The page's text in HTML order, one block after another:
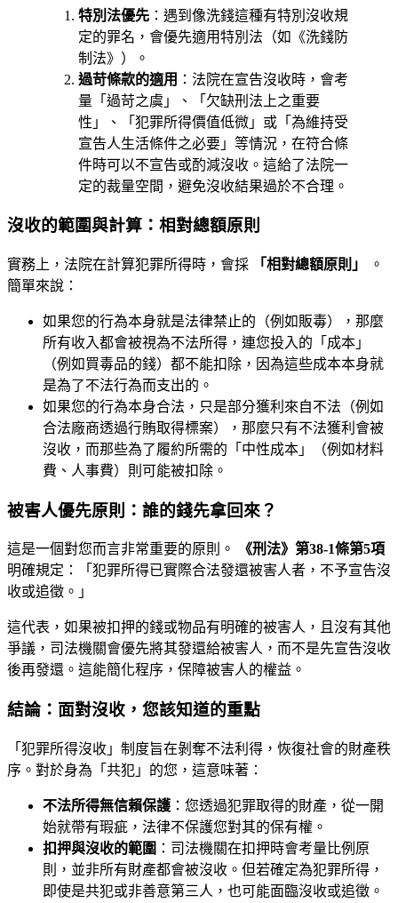
特別法優先 ：遇到像洗錢這種有特別沒收規
定的罪名，會優先適用特別法（如《洗錢防
制法》）。
過苛條款的適用 ：法院在宣告沒收時，會考
量「過苛之虞」、「欠缺刑法上之重要
性」、「犯罪所得價值低微」或「為維持受
宣告人生活條件之必要」等情況，在符合條
件時可以不宣告或酌減沒收。這給了法院一
定的裁量空間，避免沒收結果過於不合理。
沒收的範圍與計算：相對總額原則
實務上，法院在計算犯罪所得時，會採 「相對總額原則」
。
簡單來說：
如果您的行為本身就是法律禁止的（例如販毒），那麼
所有收入都會被視為不法所得，連您投入的「成本」
（例如買毒品的錢）都不能扣除，因為這些成本本身就
是為了不法行為而支出的。
如果您的行為本身合法，只是部分獲利來自不法（例如
合法廠商透過行賄取得標案），那麼只有不法獲利會被
沒收，而那些為了履約所需的「中性成本」（例如材料
費、人事費）則可能被扣除。
被害人優先原則：誰的錢先拿回來？
這是一個對您而言非常重要的原則。
《刑法》第38-1條第5項
明確規定：「犯罪所得已實際合法發還被害人者，不予宣告沒
收或追徵。」
這代表，如果被扣押的錢或物品有明確的被害人，且沒有其他
爭議，司法機關會優先將其發還給被害人，而不是先宣告沒收
後再發還。這能簡化程序，保障被害人的權益。
結論：面對沒收，您該知道的重點
「犯罪所得沒收」制度旨在剝奪不法利得，恢復社會的財產秩
序。對於身為「共犯」的您，這意味著：
不法所得無信賴保護 ：您透過犯罪取得的財產，從一開
始就帶有瑕疵，法律不保護您對其的保有權。
扣押與沒收的範圍 ：司法機關在扣押時會考量比例原
則，並非所有財產都會被沒收。但若確定為犯罪所得，
即使是共犯或非善意第三人，也可能面臨沒收或追徵。